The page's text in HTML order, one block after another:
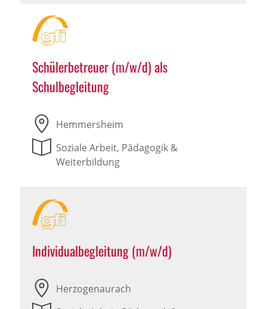
Schülerbetreuer (m/w/d) als
Schulbegleitung
Hemmersheim
Soziale Arbeit, Pädagogik &
Weiterbildung
Individualbegleitung (m/w/d)
Herzogenaurach